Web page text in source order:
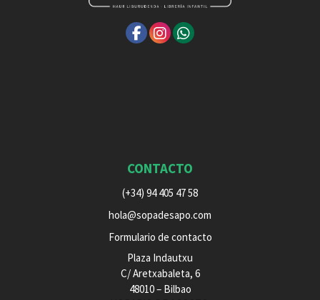
CONTACTO
(+34) 94 405 47 58
hola@sopadesapo.com
Formulario de contacto
Plaza Indautxu
C/ Aretxabaleta, 6
48010 – Bilbao